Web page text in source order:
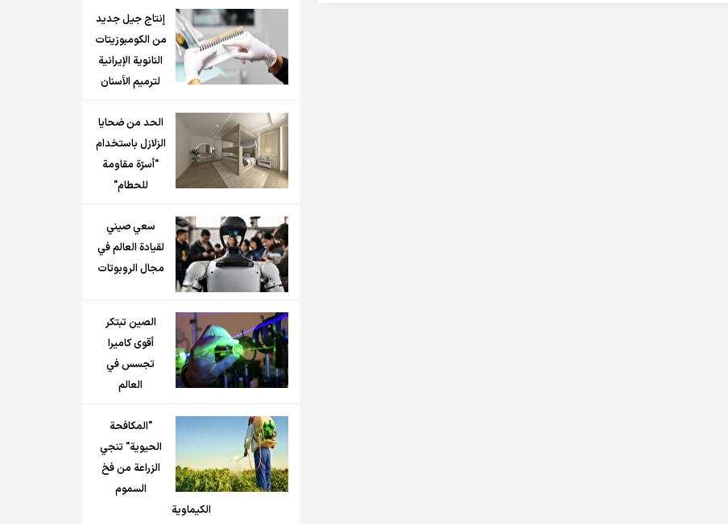
إنتاج جيل جديد
من الكومبوزيتات
النانوية الإيرانية
لترميم الأسنان
الحد من ضحايا
الزلازل باستخدام
"أسرّة مقاومة
للحطام"
سعي صيني
لقيادة العالم في
مجال الروبوتات
الصين تبتكر
أقوى كاميرا
تجسس في
العالم
"المكافحة
الحيوية" تنجي
الزراعة من فخ
السموم
الكيماوية